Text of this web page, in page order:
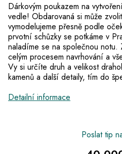
Dárkovým poukazem na
vedle! Obdarovaná si může
vymodelujeme přesně podle
prvotní schůzky se potkáme v
naladíme se na společnou notu.
celým procesem navrhování a
Vy si určíte druh a velikost
kamenů a další detaily, tím do
Detailní informace
Poslat tip